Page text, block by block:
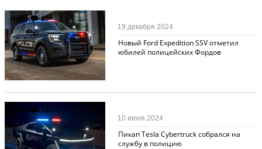
Новости13
Новый Ford Expedition SSV отметил
юбилей полицейских Фордов
19 декабря 2024
Новости331
Пикап Tesla Cybertruck собрался на
службу в полицию
10 июня 2024